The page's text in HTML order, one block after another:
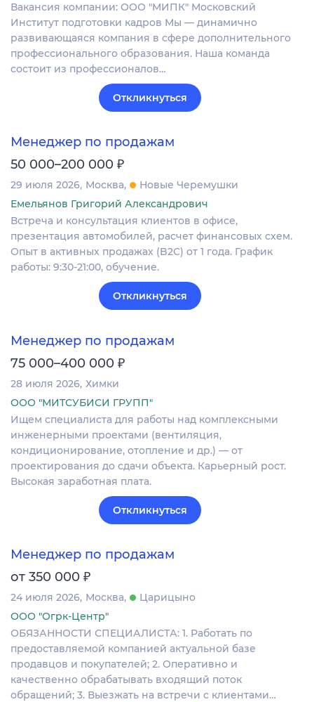
Вакансия компании: ООО "МИПК" Московский
Институт подготовки кадров Мы — динамично
развивающаяся компания в сфере дополнительного
профессионального образования. Наша команда
состоит из профессионалов…
Откликнуться
Менеджер по продажам
50 000–200 000 ₽
29 июля 2026 Москва
Новые Черемушки
Емельянов Григорий Александрович
Встреча и консультация клиентов в офисе,
презентация автомобилей, расчет финансовых схем.
Опыт в активных продажах (B2C) от 1 года. График
работы: 9:30-21:00, обучение.
Откликнуться
Менеджер по продажам
75 000–400 000 ₽
28 июля 2026 Химки
ООО "МИТСУБИСИ ГРУПП"
Ищем специалиста для работы над комплексными
инженерными проектами (вентиляция,
кондиционирование, отопление и др.) — от
проектирования до сдачи объекта. Карьерный рост.
Высокая заработная плата.
Откликнуться
Менеджер по продажам
от 350 000 ₽
24 июля 2026 Москва
Царицыно
ООО "Огрк-Центр"
ОБЯЗАННОСТИ СПЕЦИАЛИСТА: 1. Работать по
предоставляемой компанией актуальной базе
продавцов и покупателей; 2. Оперативно и
качественно обрабатывать входящий поток
обращений; 3. Выезжать на встречи с клиентами…